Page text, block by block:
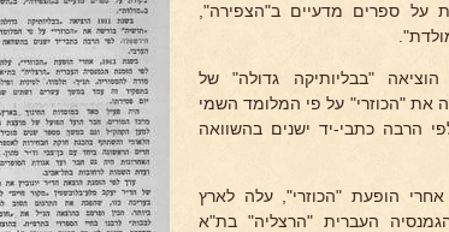
על ספרים מדעיים ב"הצפירה",
בשנת 1911 הוציאה "בבליותיקה גדולה" של
את "הכוזרי" על פי המלומד השמי
הרבה כתבי-יד ישנים בהשוואה
בשנת 1912, אחרי הופעת "הכוזרי", עלה לארץ
העברית "הרצליה" בת"א